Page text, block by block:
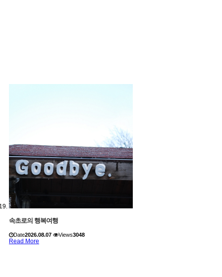
속초로의 행복여행
Date2026.08.07 Views3048
Read More